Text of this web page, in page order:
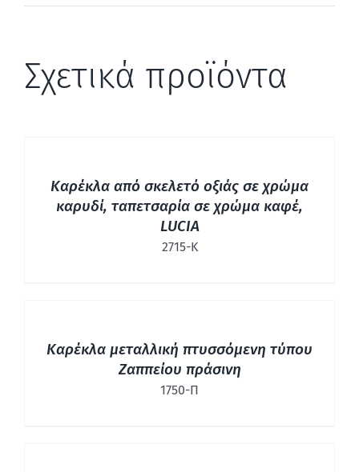
Σχετικά προϊόντα
Καρέκλα από σκελετό οξιάς σε χρώμα
καρυδί, ταπετσαρία σε χρώμα καφέ,
LUCIA
2715-Κ
Καρέκλα μεταλλική πτυσσόμενη τύπου
Ζαππείου πράσινη
1750-Π